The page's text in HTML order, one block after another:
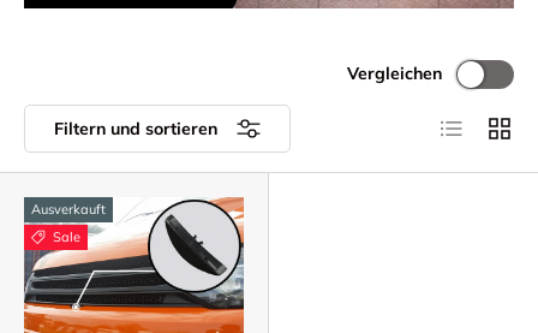
Filtern und sortieren
Vergleichen
Ausverkauft
Sale